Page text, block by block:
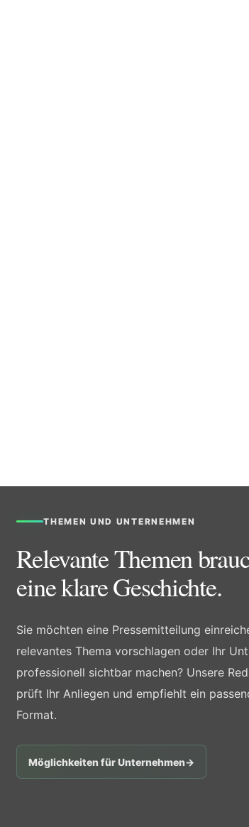
THEMEN UND UNTERNEHMEN
Relevante Themen
eine klare Geschichte.
Sie möchten eine Pressemitteilung
relevantes Thema vorschlagen oder Ihr
professionell sichtbar machen? Unsere
prüft Ihr Anliegen und empfiehlt ein
Format.
Möglichkeiten für Unternehmen→